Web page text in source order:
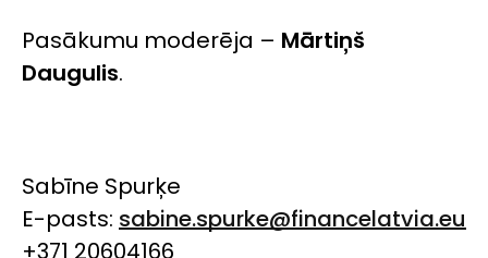
Pasākumu moderēja – Mārtiņš
Daugulis.
Sabīne Spurķe
E-pasts: sabine.spurke@financelatvia.eu
+371 20604166